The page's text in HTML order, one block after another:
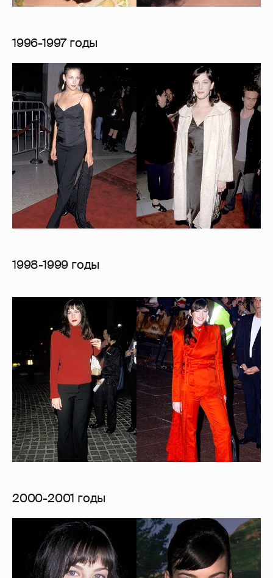
1996-1997 годы
1998-1999 годы
2000-2001 годы